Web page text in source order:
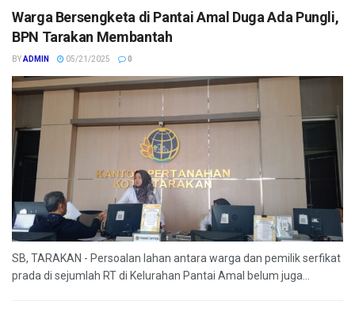
Warga Bersengketa di Pantai Amal Duga Ada Pungli,
BPN Tarakan Membantah
BYADMIN 05/21/2025 0
SB, TARAKAN - Persoalan lahan antara warga dan pemilik serfikat
prada di sejumlah RT di Kelurahan Pantai Amal belum juga...